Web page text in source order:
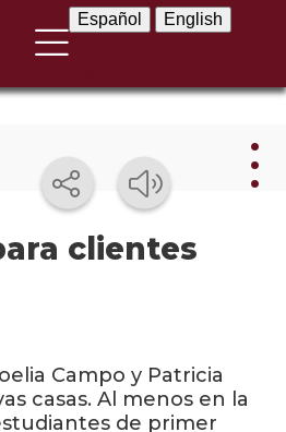
Español English
clientes
Campo y Patricia
casas. Al menos en la
de primer